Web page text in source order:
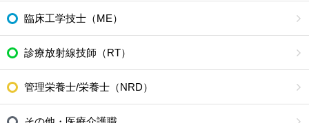
臨床工学技士（ME）
診療放射線技師（RT）
管理栄養士/栄養士（NRD）